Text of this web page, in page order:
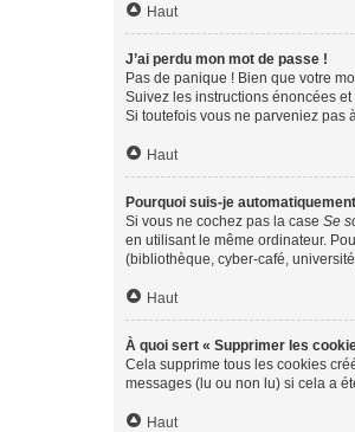
Haut
J’ai perdu mon mot de passe !
Pas de panique ! Bien que votre
Suivez les instructions énoncées
Si toutefois vous ne parveniez pas
Haut
Pourquoi suis-je
Si vous ne cochez pas la case Se
en utilisant le même ordinateur.
(bibliothèque, cyber-café,
Haut
À quoi sert « Supprimer les
Cela supprime tous les cookies
messages (lu ou non lu) si cela a
Haut